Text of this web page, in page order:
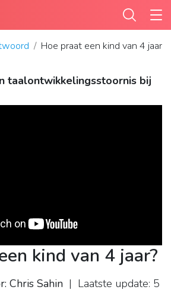
Hoe praat een kind van 4 jaar?
taalontwikkelingsstoornis bij
kind van 4 jaar?
Chris Sahin | Laatste update: 5